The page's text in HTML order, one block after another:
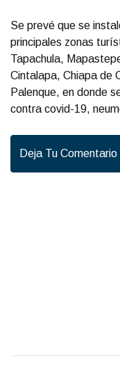
Se prevé que se
principales zonas
Tapachula,
Cintalapa, Chiapa de
Palenque, en donde
contra covid-19,
Deja Tu Comentario